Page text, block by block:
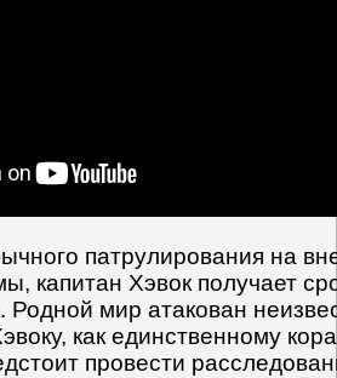
патрулирования на
капитан Хэвок получает
Родной мир атакован
как единственному
провести